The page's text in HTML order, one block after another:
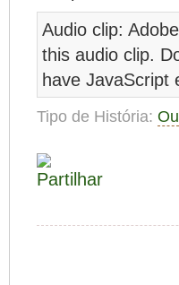
Audio clip:
this audio clip.
have JavaScript
Tipo de História: